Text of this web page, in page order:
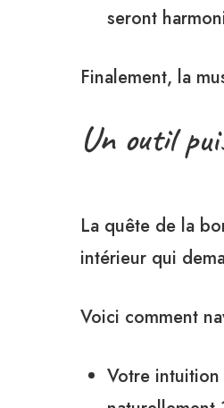
seront
Finalement, la
Un outil
La quête de la
intérieur qui
Voici comment
Votre